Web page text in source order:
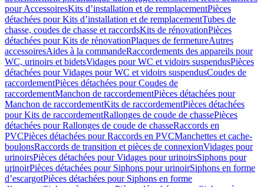
pour AccessoiresKits d’installation et de remplacementPièces
détachées pour Kits d’installation et de remplacementTubes de
chasse, coudes de chasse et raccordsKits de rénovationPièces
détachées pour Kits de rénovationPlaques de fermetureAutres
accessoiresAides à la commandeRaccordements des appareils pour
WC, urinoirs et bidetsVidages pour WC et vidoirs suspendusPièces
détachées pour Vidages pour WC et vidoirs suspendusCoudes de
raccordementPièces détachées pour Coudes de
raccordementManchon de raccordementPièces détachées pour
Manchon de raccordementKits de raccordementPièces détachées
pour Kits de raccordementRallonges de coude de chassePièces
détachées pour Rallonges de coude de chasseRaccords en
PVCPièces détachées pour Raccords en PVCManchettes et cache-
boulonsRaccords de transition et pièces de connexionVidages pour
urinoirsPièces détachées pour Vidages pour urinoirsSiphons pour
urinoirPièces détachées pour Siphons pour urinoirSiphons en forme
d’escargotPièces détachées pour Siphons en forme